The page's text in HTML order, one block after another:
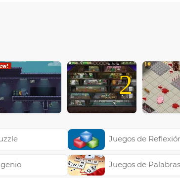
2
Juegos de
Juegos de